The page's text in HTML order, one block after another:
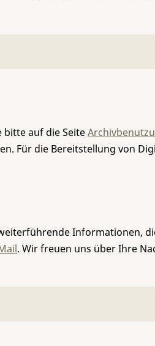
bitte auf die Seite
Für die Bereitstellung von
Informationen,
. Wir freuen uns über Ihre